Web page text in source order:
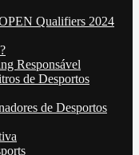
Qualifiers 2024
Responsável
de Desportos
de Desportos